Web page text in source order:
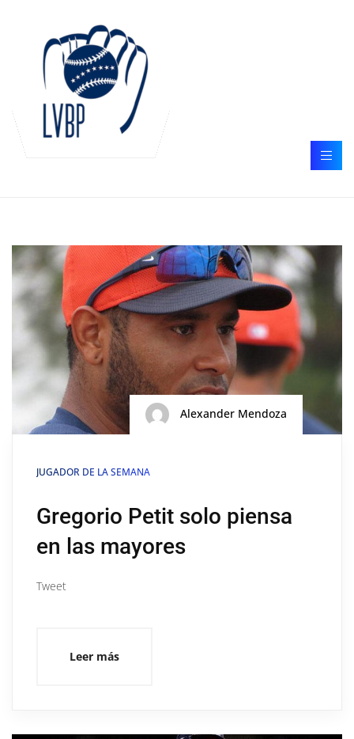
Alexander Mendoza
JUGADOR DE LA SEMANA
Gregorio Petit solo piensa
en las mayores
Tweet
Leer más